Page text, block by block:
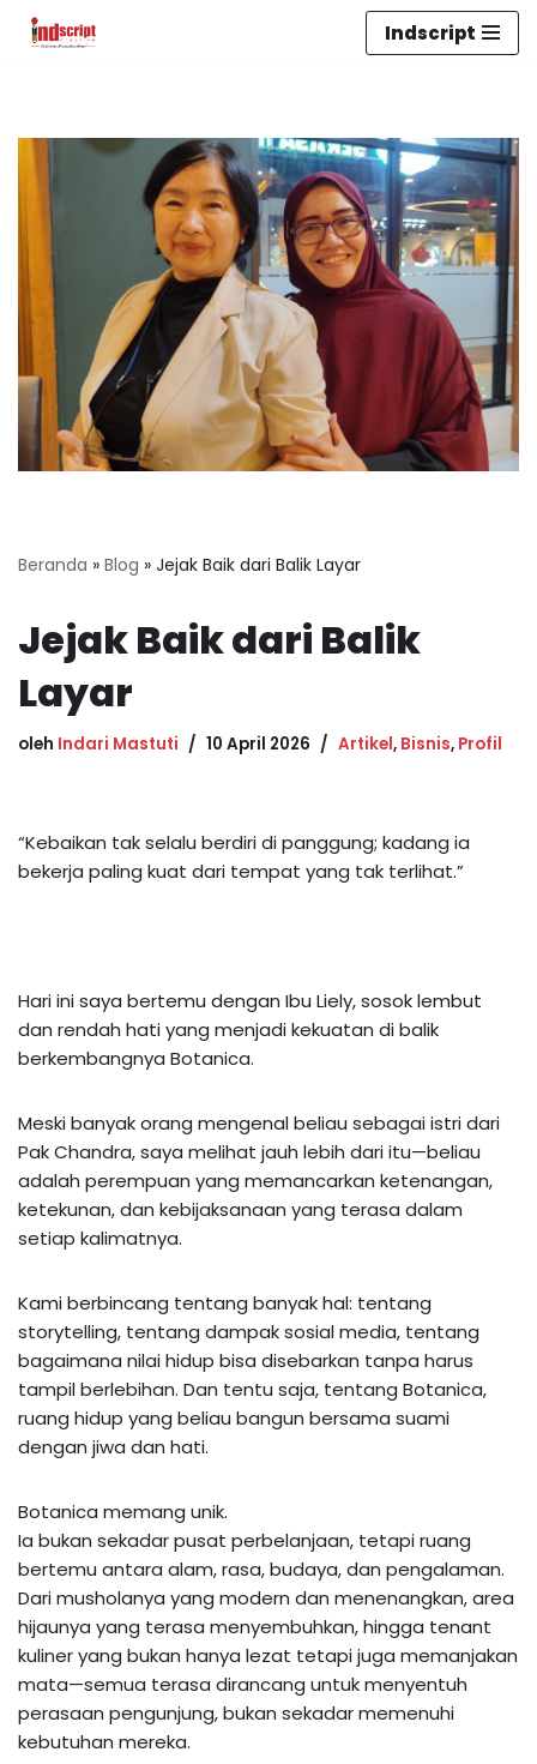
Indscript
Beranda » Blog » Jejak Baik dari Balik Layar
Jejak Baik dari Balik
Layar
oleh Indari Mastuti 10 April 2026 Artikel, Bisnis, Profil
“Kebaikan tak selalu berdiri di panggung; kadang ia
bekerja paling kuat dari tempat yang tak terlihat.”
Hari ini saya bertemu dengan Ibu Liely, sosok lembut
dan rendah hati yang menjadi kekuatan di balik
berkembangnya Botanica.
Meski banyak orang mengenal beliau sebagai istri dari
Pak Chandra, saya melihat jauh lebih dari itu—beliau
adalah perempuan yang memancarkan ketenangan,
ketekunan, dan kebijaksanaan yang terasa dalam
setiap kalimatnya.
Kami berbincang tentang banyak hal: tentang
storytelling, tentang dampak sosial media, tentang
bagaimana nilai hidup bisa disebarkan tanpa harus
tampil berlebihan. Dan tentu saja, tentang Botanica,
ruang hidup yang beliau bangun bersama suami
dengan jiwa dan hati.
Botanica memang unik.
Ia bukan sekadar pusat perbelanjaan, tetapi ruang
bertemu antara alam, rasa, budaya, dan pengalaman.
Dari musholanya yang modern dan menenangkan, area
hijaunya yang terasa menyembuhkan, hingga tenant
kuliner yang bukan hanya lezat tetapi juga memanjakan
mata—semua terasa dirancang untuk menyentuh
perasaan pengunjung, bukan sekadar memenuhi
kebutuhan mereka.